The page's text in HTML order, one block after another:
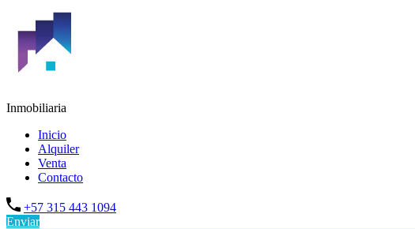
Inmobiliaria
Inicio
Alquiler
Venta
Contacto
+57 315 443 1094
Enviar